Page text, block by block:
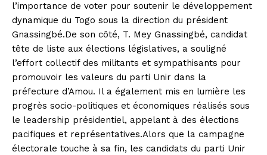
l’importance de voter pour soutenir le développement
dynamique du Togo sous la direction du président
Gnassingbé.De son côté, T. Mey Gnassingbé, candidat
tête de liste aux élections législatives, a souligné
l’effort collectif des militants et sympathisants pour
promouvoir les valeurs du parti Unir dans la
préfecture d’Amou. Il a également mis en lumière les
progrès socio-politiques et économiques réalisés sous
le leadership présidentiel, appelant à des élections
pacifiques et représentatives.Alors que la campagne
électorale touche à sa fin, les candidats du parti Unir